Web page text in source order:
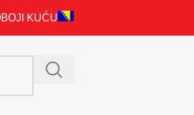
KUĆU